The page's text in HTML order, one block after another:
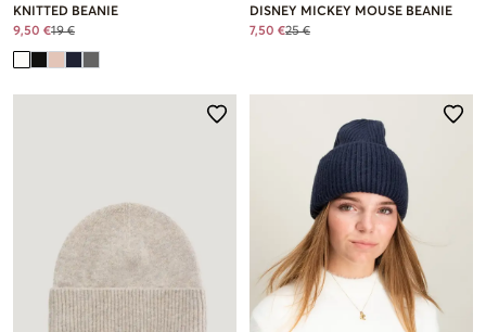
KNITTED BEANIE
9,50 €19 €
DISNEY MICKEY MOUSE BEANIE
7,50 €25 €